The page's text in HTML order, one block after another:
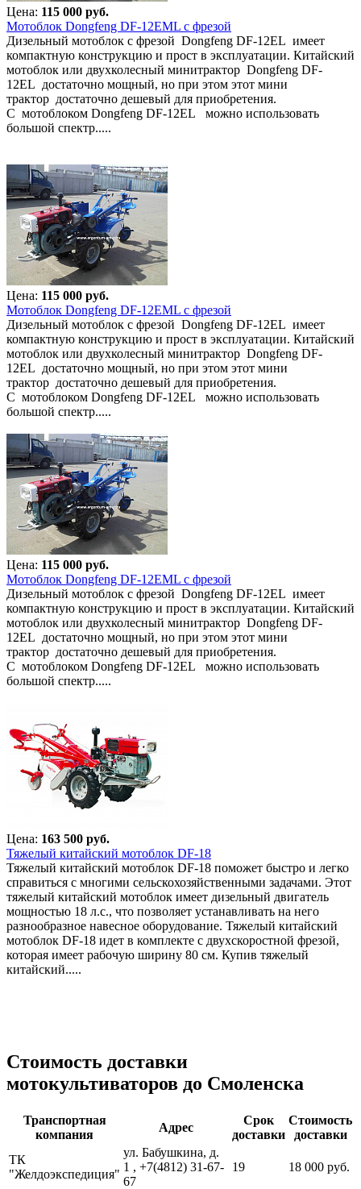
Цена: 115 000 руб.
Мотоблок Dongfeng DF-12EML с фрезой
Дизельный мотоблок с фрезой Dongfeng DF-12EL имеет
компактную конструкцию и прост в эксплуатации. Китайский
мотоблок или двухколесный минитрактор Dongfeng DF-
12EL достаточно мощный, но при этом этот мини
трактор достаточно дешевый для приобретения.
С мотоблоком Dongfeng DF-12EL можно использовать
большой спектр.....
Цена: 115 000 руб.
Мотоблок Dongfeng DF-12EML с фрезой
Дизельный мотоблок с фрезой Dongfeng DF-12EL имеет
компактную конструкцию и прост в эксплуатации. Китайский
мотоблок или двухколесный минитрактор Dongfeng DF-
12EL достаточно мощный, но при этом этот мини
трактор достаточно дешевый для приобретения.
С мотоблоком Dongfeng DF-12EL можно использовать
большой спектр.....
Цена: 115 000 руб.
Мотоблок Dongfeng DF-12EML с фрезой
Дизельный мотоблок с фрезой Dongfeng DF-12EL имеет
компактную конструкцию и прост в эксплуатации. Китайский
мотоблок или двухколесный минитрактор Dongfeng DF-
12EL достаточно мощный, но при этом этот мини
трактор достаточно дешевый для приобретения.
С мотоблоком Dongfeng DF-12EL можно использовать
большой спектр.....
Цена: 163 500 руб.
Тяжелый китайский мотоблок DF-18
Тяжелый китайский мотоблок DF-18 поможет быстро и легко
справиться с многими сельскохозяйственными задачами. Этот
тяжелый китайский мотоблок имеет дизельный двигатель
мощностью 18 л.с., что позволяет устанавливать на него
разнообразное навесное оборудование. Тяжелый китайский
мотоблок DF-18 идет в комплекте с двухскоростной фрезой,
которая имеет рабочую ширину 80 см. Купив тяжелый
китайский.....
Стоимость доставки
мотокультиваторов до Смоленска
Транспортная
компания
Адрес
Срок
доставки
Стоимость
доставки
ТК
"Желдоэкспедиция"
ул. Бабушкина, д.
1 , +7(4812) 31-67-
67
19 18 000 руб.